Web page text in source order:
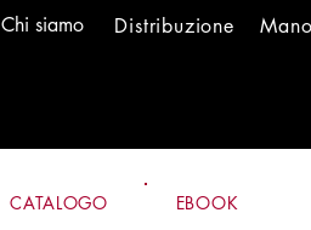
Chi siamo Distribuzione Mano
CATALOGO EBOOK